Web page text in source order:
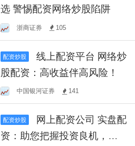
选 警惕配资网络炒股陷阱
浙商证券 105
配资炒股
线上配资平台 网络炒
股配资：高收益伴高风险！
中国银河证券 141
配资炒股
资：助您把握投资良机，放